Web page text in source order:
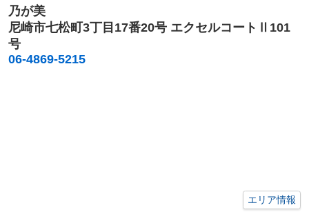
乃が美
尼崎市七松町3丁目17番20号 エクセルコートⅡ101
号
06-4869-5215
エリア情報